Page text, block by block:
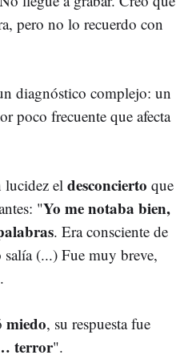
pero no lo recuerdo con
diagnóstico complejo: un
poco frecuente que afecta
lucidez el desconcierto que
"Yo me notaba bien,
. Era consciente de
(...) Fue muy breve,
miedo, su respuesta fue
terror".